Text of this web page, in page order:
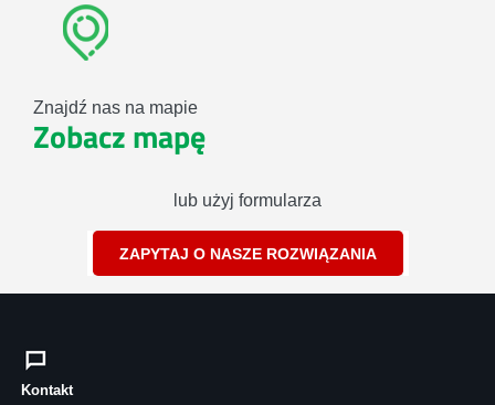
Znajdź nas na mapie
Zobacz mapę
lub użyj formularza
ZAPYTAJ O NASZE ROZWIĄZANIA
Kontakt